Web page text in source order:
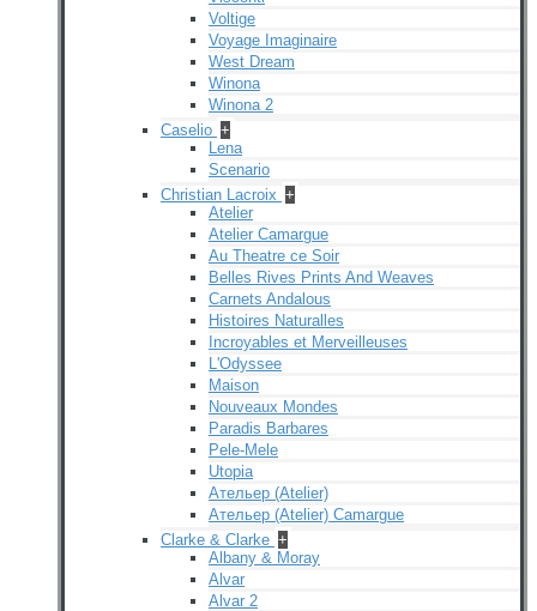
Voltige
Voyage Imaginaire
West Dream
Winona
Winona 2
Caselio +
Lena
Scenario
Christian Lacroix +
Atelier
Atelier Camargue
Au Theatre ce Soir
Belles Rives Prints And Weaves
Carnets Andalous
Histoires Naturalles
Incroyables et Merveilleuses
L'Odyssee
Maison
Nouveaux Mondes
Paradis Barbares
Pele-Mele
Utopia
Ательер (Atelier)
Ательер (Atelier) Camargue
Clarke & Clarke +
Albany & Moray
Alvar
Alvar 2